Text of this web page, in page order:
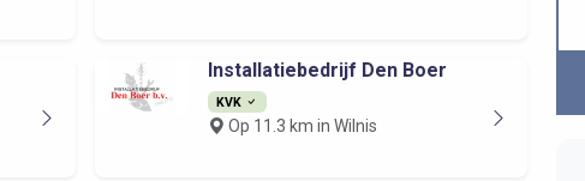
Installatiebedrijf Den Boer
KVK
Op 11.3 km in Wilnis